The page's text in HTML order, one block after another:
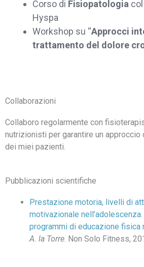
Corso di Fisiopatologia
Hyspa
Workshop su “Approcci
trattamento del dolore
Collaborazioni
Collaboro regolarmente con
nutrizionisti per garantire un approccio
dei miei pazienti.
Pubblicazioni scientifiche
Prestazione motoria, livelli di
motivazionale
programmi di educazione fisica
A. la Torre. Non Solo Fitness,